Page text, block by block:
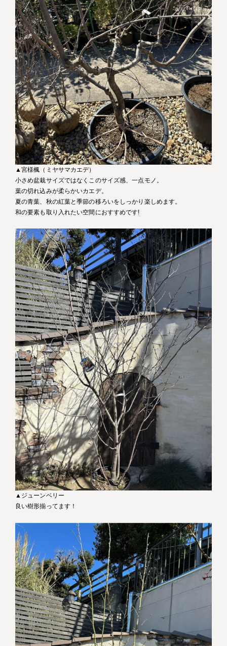
▲宮様楓（ミヤサマカエデ）
小さめ盆栽サイズではなくこのサイズ感、一点モノ。
葉の切れ込みが柔らかいカエデ。
夏の青葉、秋の紅葉と季節の移ろいをしっかり楽しめます。
和の要素も取り入れたい空間におすすめです!
▲ジューンベリー
良い樹形揃ってます！